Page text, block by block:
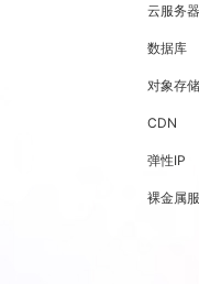
云服务器
数据库
对象存储
CDN
弹性IP
裸金属